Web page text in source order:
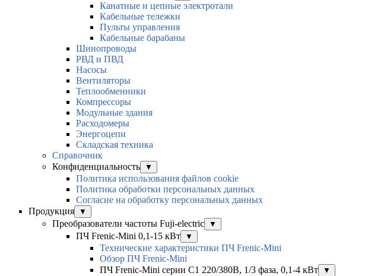
Канатные и цепные электротали
Кабельные тележки
Пульты управления
Кабельные барабаны
Шинопроводы
РВД и ПВД
Насосы
Вентиляторы
Теплообменники
Компрессоры
Модульные здания
Расходомеры
Энергоцепи
Складская техника
Справочник
Конфиденциальность
▼
Политика использования файлов cookie
Политика обработки персональных данных
Согласие на обработку персональных данных
Продукция
▼
Преобразователи частоты Fuji-electric ▼
ПЧ Frenic-Mini 0,1-15 кВт ▼
Технические характеристики ПЧ Frenic-Mini
Обзор ПЧ Frenic-Mini
ПЧ Frenic-Mini серии C1 220/380В, 1/3 фаза, 0,1-4 кВт
▼